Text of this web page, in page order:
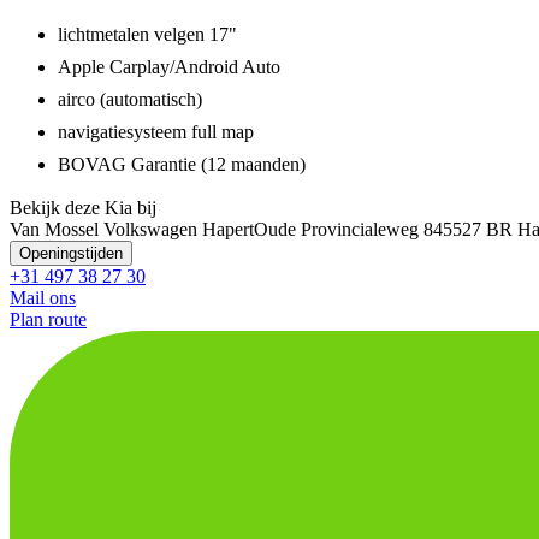
lichtmetalen velgen 17"
Apple Carplay/Android Auto
airco (automatisch)
navigatiesysteem full map
BOVAG Garantie (12 maanden)
Bekijk deze Kia bij
Van Mossel Volkswagen HapertOude Provincialeweg 845527 BR
Openingstijden
+31 497 38 27 30
Mail ons
Plan route